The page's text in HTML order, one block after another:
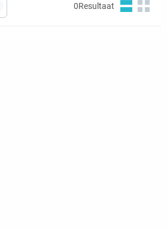
0Resultaat